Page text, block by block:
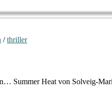
/thriller
Summer Heat von Solveig-